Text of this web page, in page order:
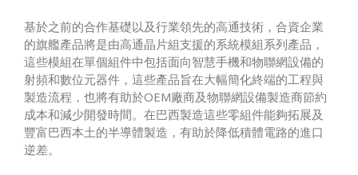
基於之前的合作基礎以及行業領先的高通技術，合資企業
的旗艦產品將是由高通晶片組支援的系統模組系列產品，
這些模組在單個組件中包括面向智慧手機和物聯網設備的
射頻和數位元器件，這些產品旨在大幅簡化終端的工程與
製造流程，也將有助於OEM廠商及物聯網設備製造商節約
成本和減少開發時間。在巴西製造這些零組件能夠拓展及
豐富巴西本土的半導體製造，有助於降低積體電路的進口
逆差。